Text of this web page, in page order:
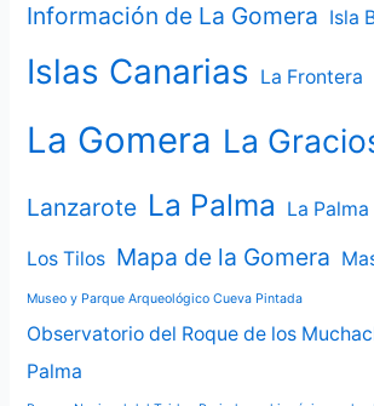
Información de La Gomera Isla
Islas Canarias La Frontera
La Gomera La
Lanzarote La Palma La
Los Tilos Mapa de la Gomera
Museo y Parque Arqueológico Cueva Pintada
Observatorio del Roque de los
Palma